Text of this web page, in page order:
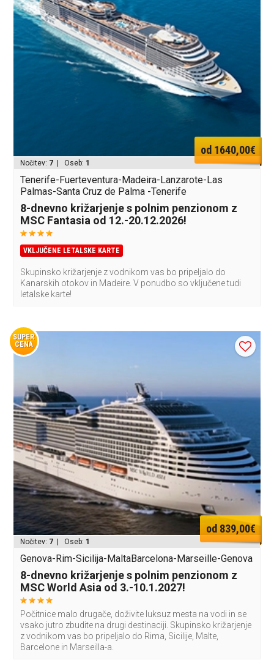
od 1640,00€
Nočitev: 7 | Oseb: 1
Tenerife-Fuerteventura-Madeira-Lanzarote-Las
Palmas-Santa Cruz de Palma -Tenerife
8-dnevno križarjenje s polnim penzionom z
MSC Fantasia od 12.-20.12.2026!
VKLJUČENE LETALSKE KARTE
Skupinsko križarjenje z vodnikom vas bo pripeljalo do
Kanarskih otokov in Madeire. V ponudbo so vključene tudi
letalske karte!
SUPER
CENA
od 839,00€
Nočitev: 7 | Oseb: 1
Genova-Rim-Sicilija-MaltaBarcelona-Marseille-Genova
8-dnevno križarjenje s polnim penzionom z
MSC World Asia od 3.-10.1.2027!
Počitnice malo drugače, doživite luksuz mesta na vodi in se
vsako jutro zbudite na drugi destinaciji. Skupinsko križarjenje
z vodnikom vas bo pripeljalo do Rima, Sicilije, Malte,
Barcelone in Marseilla-a.